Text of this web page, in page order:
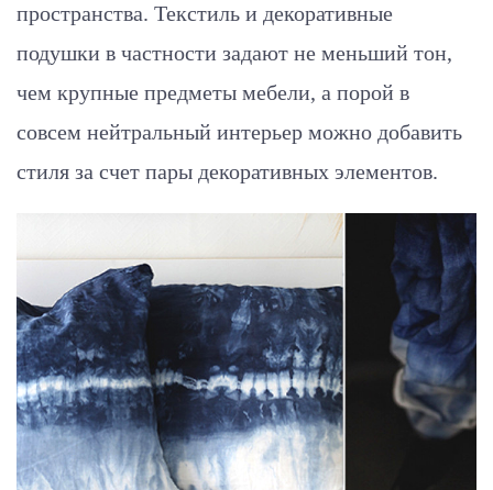
пространства. Текстиль и декоративные
подушки в частности задают не меньший тон,
чем крупные предметы мебели, а порой в
совсем нейтральный интерьер можно добавить
стиля за счет пары декоративных элементов.